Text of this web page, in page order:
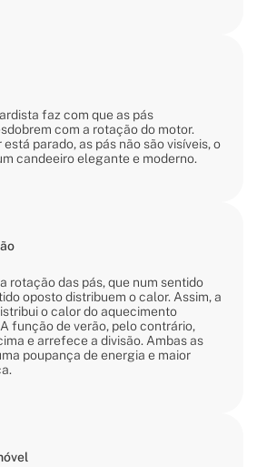
faz com que as pás
com a rotação do motor.
parado, as pás não são visíveis, o
candeeiro elegante e moderno.
rotação das pás, que num sentido
oposto distribuem o calor. Assim, a
o calor do aquecimento
função de verão, pelo contrário,
e arrefece a divisão. Ambas as
poupança de energia e maior